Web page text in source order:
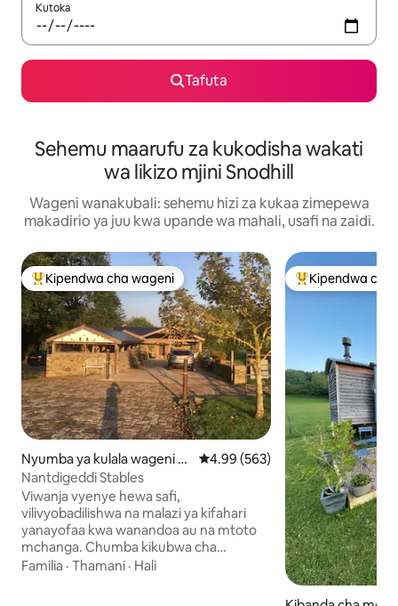
Kutoka
Tafuta
Sehemu maarufu za kukodisha wakati
wa likizo mjini Snodhill
Wageni wanakubali: sehemu hizi za kukaa zimepewa
makadirio ya juu kwa upande wa mahali, usafi na zaidi.
Kipendwa maarufu cha wageni
Kipendwa cha wageni
Nyumba ya kulala wageni h
uko Llanigon
Ukadiriaji wa wastani wa 4.99
4.99 (563)
Nantdigeddi Stables
Viwanja vyenye hewa safi,
vilivyobadilishwa na malazi ya kifahari
yanayofaa kwa wanandoa au na mtoto
mchanga. Chumba kikubwa cha
kulala/sebule, kitanda cha ukubwa wa
Familia · Thamani · Hali
Kipendwa
Kipendwa cha